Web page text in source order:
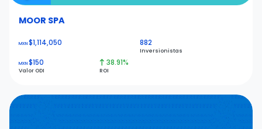
MOOR SPA
MXN$1,114,050 882
Inversionistas
MXN$150
Valor ODI
38.91%
ROI